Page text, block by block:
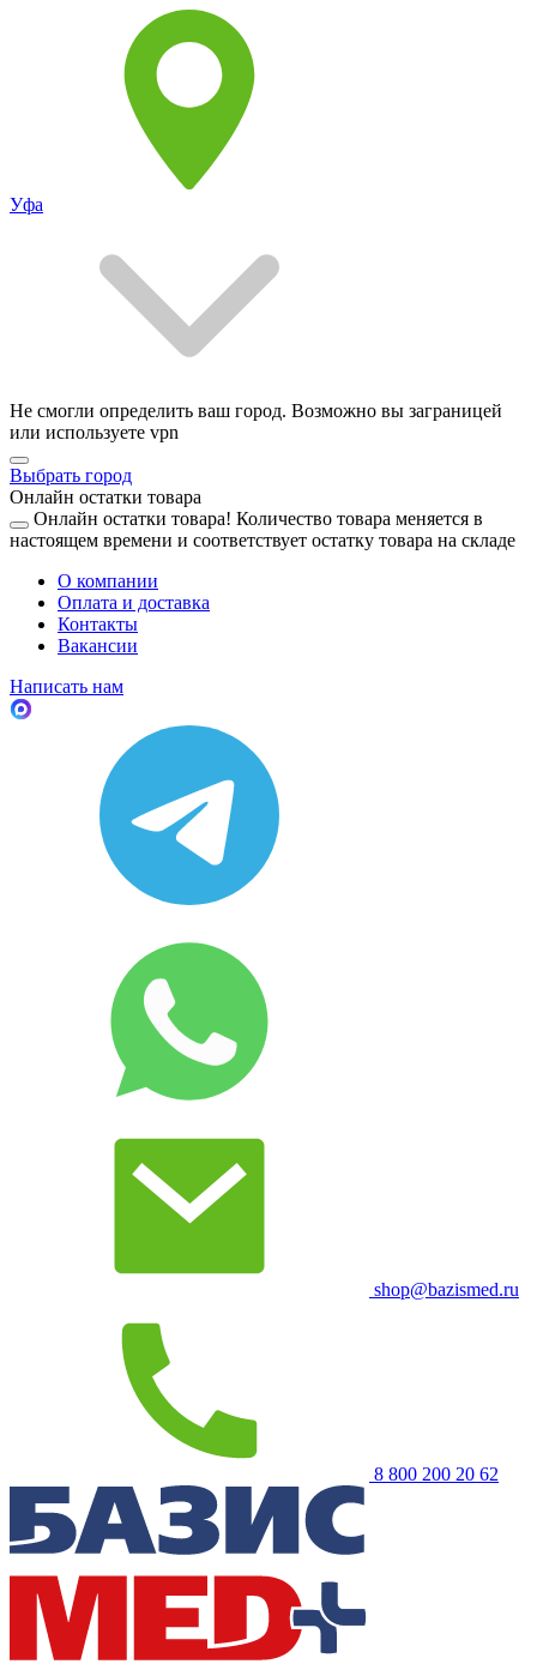
Уфа
Не смогли определить ваш город. Возможно вы заграницей
или используете vpn
Выбрать город
Онлайн остатки товара
Онлайн остатки товара! Количество товара меняется в
настоящем времени и соответствует остатку товара на складе
О компании
Оплата и доставка
Контакты
Вакансии
Написать нам
shop@bazismed.ru
8 800 200 20 62